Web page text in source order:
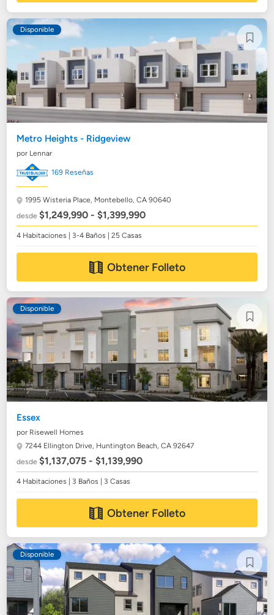
Disponible
Metro Heights - Ridgeview
por Lennar
169 Reseñas
1995 Wisteria Place, Montebello, CA 90640
desde$1,249,990 - $1,399,990
4 Habitaciones | 3-4 Baños | 25 Casas
Obtener Folleto
Disponible
Essex
por Risewell Homes
7244 Ellington Drive, Huntington Beach, CA 92647
desde$1,137,075 - $1,139,990
4 Habitaciones | 3 Baños | 3 Casas
Obtener Folleto
Disponible